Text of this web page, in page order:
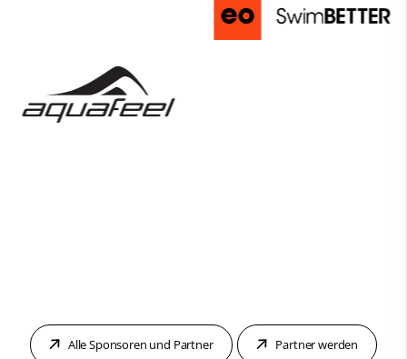
Alle Sponsoren und Partner Partner werden